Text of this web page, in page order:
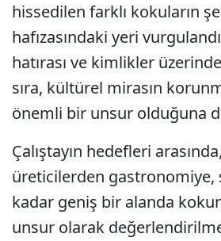
hissedilen farklı kokuların
hafızasındaki yeri
hatırası ve kimlikler
sıra, kültürel mirasın
önemli bir unsur olduğuna
Çalıştayın hedefleri
üreticilerden gastronomiye,
kadar geniş bir alanda
unsur olarak